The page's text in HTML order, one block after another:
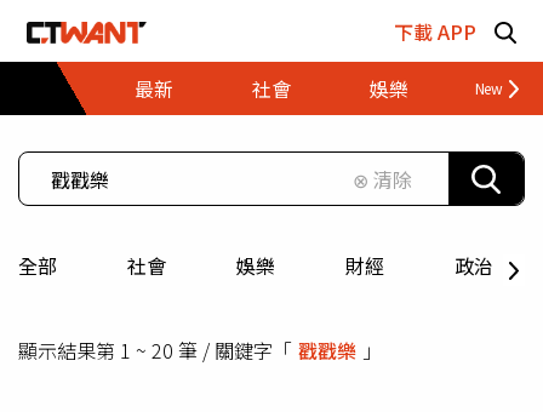
下載 APP
最新
社會 娛樂 財經
⊗ 清除
全部 社會 娛樂 財經 政治
顯示結果第 1 ~ 20 筆 / 關鍵字「 戳戳樂 」